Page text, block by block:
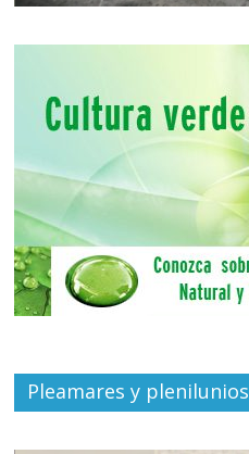
Pleamares y plenilunios